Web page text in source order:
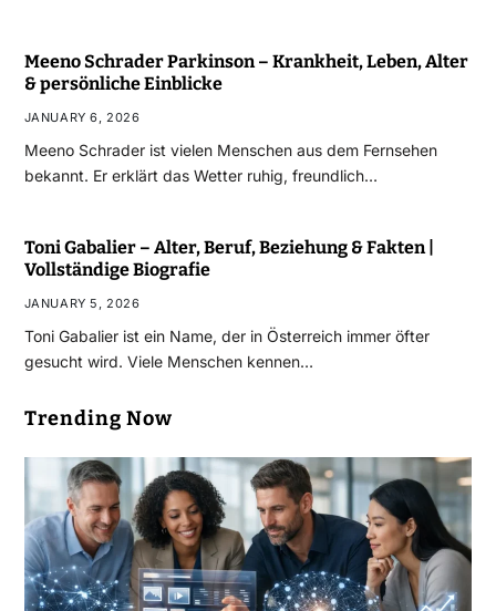
Meeno Schrader Parkinson – Krankheit, Leben, Alter
& persönliche Einblicke
JANUARY 6, 2026
Meeno Schrader ist vielen Menschen aus dem Fernsehen
bekannt. Er erklärt das Wetter ruhig, freundlich…
Toni Gabalier – Alter, Beruf, Beziehung & Fakten |
Vollständige Biografie
JANUARY 5, 2026
Toni Gabalier ist ein Name, der in Österreich immer öfter
gesucht wird. Viele Menschen kennen…
Trending Now